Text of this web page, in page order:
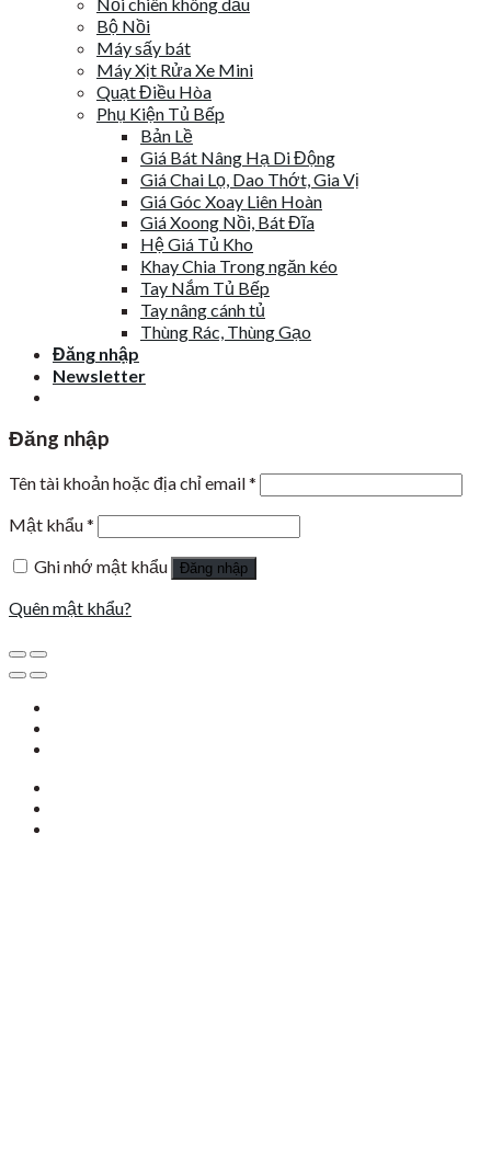
Bộ Nồi
Máy sấy bát
Máy Xịt Rửa Xe Mini
Quạt Điều Hòa
Phụ Kiện Tủ Bếp
Bản Lề
Giá Bát Nâng Hạ Di Động
Giá Chai Lọ, Dao Thớt, Gia Vị
Giá Góc Xoay Liên Hoàn
Giá Xoong Nồi, Bát Đĩa
Hệ Giá Tủ Kho
Khay Chia Trong ngăn kéo
Tay Nắm Tủ Bếp
Tay nâng cánh tủ
Thùng Rác, Thùng Gạo
Đăng nhập
Newsletter
Đăng nhập
Tên tài khoản hoặc địa chỉ email*
Mật khẩu*
Ghi nhớ mật khẩu
Đăng nhập
Quên mật khẩu?